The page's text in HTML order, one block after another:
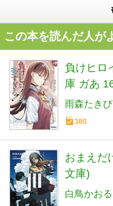
この本を読んだ人が
負けヒロ
庫 ガあ
雨森たきび
380
おまえだ
文庫)
白鳥かおる